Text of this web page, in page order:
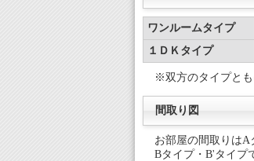
ワンルームタイプ
１ＤＫタイプ
※双方のタイプと
間取り図
お部屋の間取りは
Bタイプ・B'タイプ